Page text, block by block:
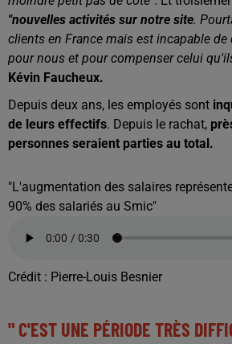
"nouvelles activités sur notre site.
clients en France mais est incapable
pour nous et pour compenser celui
Kévin Faucheux.
Depuis deux ans, les employés sont
de leurs effectifs. Depuis le rachat,
personnes seraient parties au total.
"L'augmentation des salaires
90% des salariés au Smic"
Crédit : Pierre-Louis Besnier
" C'EST UNE PÉRIODE TRÈS